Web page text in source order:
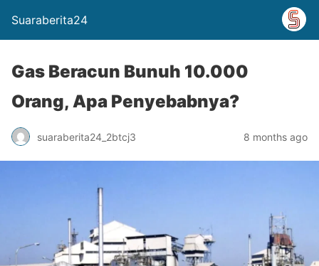
Suaraberita24
Gas Beracun Bunuh 10.000
Orang, Apa Penyebabnya?
suaraberita24_2btcj3 8 months ago